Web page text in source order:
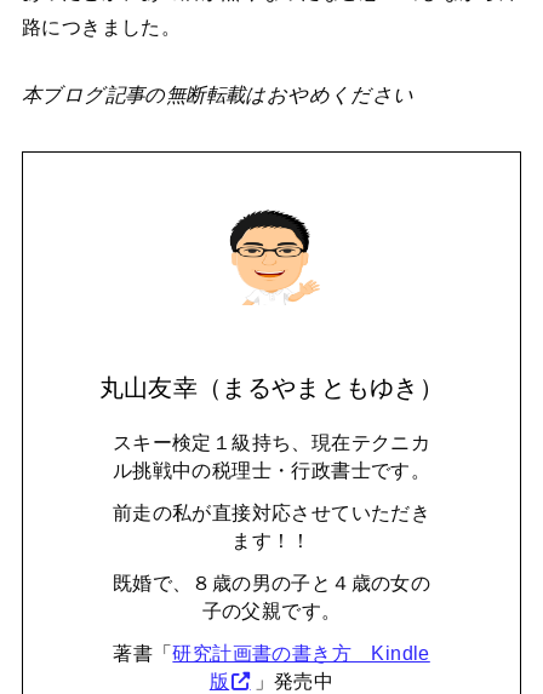
路につきました。
本ブログ記事の無断転載はおやめください
丸山友幸（まるやまともゆき）
スキー検定１級持ち、現在テクニカ
ル挑戦中の税理士・行政書士です。
前走の私が直接対応させていただき
ます！！
既婚で、８歳の男の子と４歳の女の
子の父親です。
著書「研究計画書の書き方 Kindle
版
」発売中